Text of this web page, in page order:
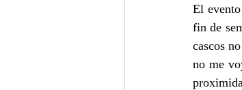
El
fin de
cascos
no me